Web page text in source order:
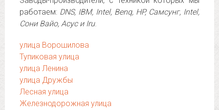
работаем: DNS, IBM, Intel, Benq, HP, Самсунг, Intel,
Сони Вайо, Асус и Iru.
улица Ворошилова
Тупиковая улица
улица Ленина
улица Дружбы
Лесная улица
Железнодорожная улица